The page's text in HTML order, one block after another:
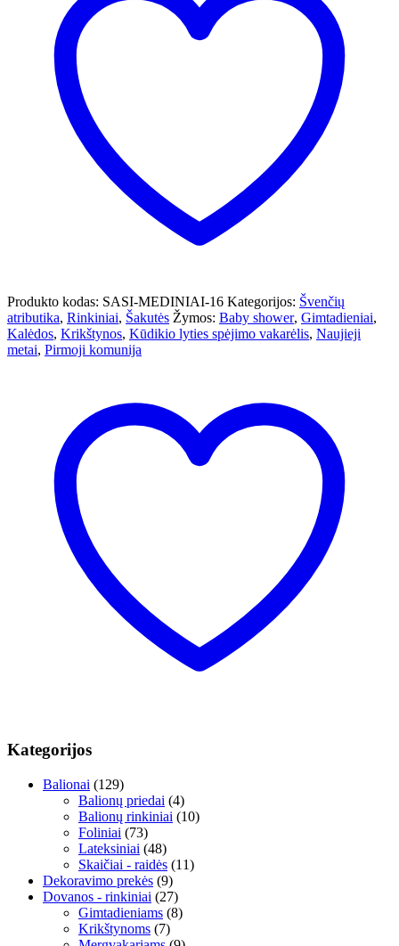
Produkto kodas: SASI-MEDINIAI-16 Kategorijos: Švenčių
atributika, Rinkiniai, Šakutės Žymos: Baby shower, Gimtadieniai,
Kalėdos, Krikštynos, Kūdikio lyties spėjimo vakarėlis, Naujieji
metai, Pirmoji komunija
Kategorijos
Balionai (129)
Balionų priedai (4)
Balionų rinkiniai (10)
Foliniai (73)
Lateksiniai (48)
Skaičiai - raidės (11)
Dekoravimo prekės (9)
Dovanos - rinkiniai (27)
Gimtadieniams (8)
Krikštynoms (7)